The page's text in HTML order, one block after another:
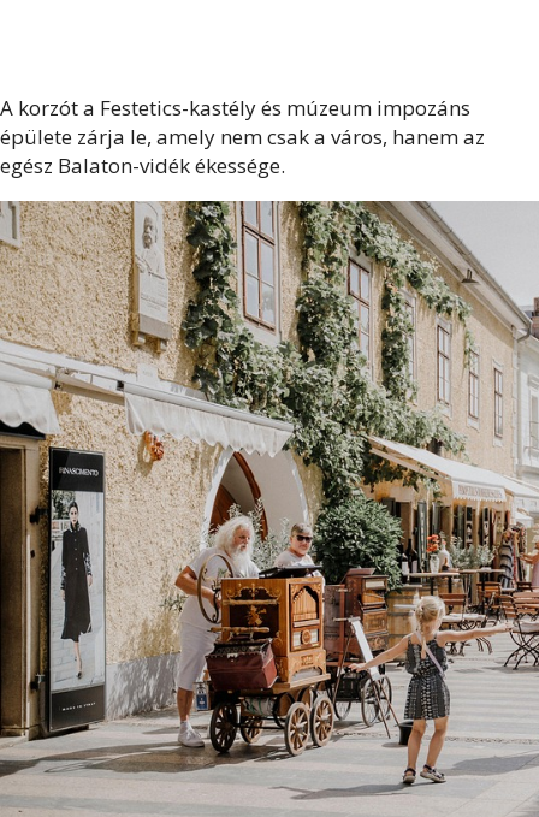
A korzót a Festetics-kastély és múzeum impozáns
épülete zárja le, amely nem csak a város, hanem az
egész Balaton-vidék ékessége.